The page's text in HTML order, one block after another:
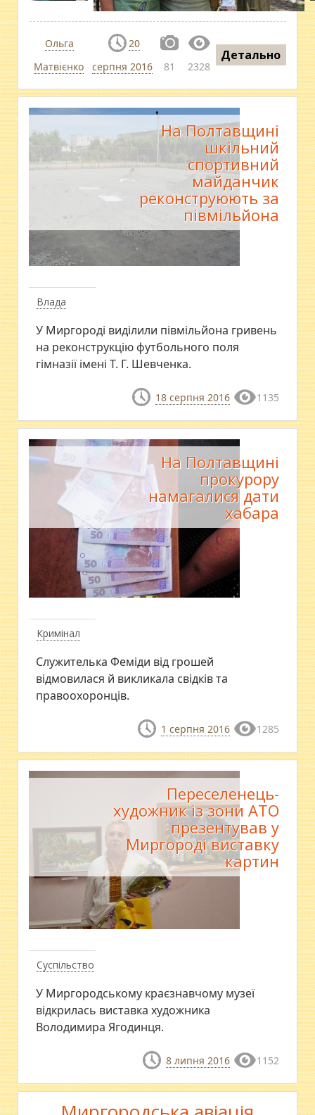
Ольга
Матвієнко
20
серпня 2016
81 2328
Детально
Влада
На Полтавщині
шкільний
спортивний
майданчик
реконструюють за
півмільйона
У Миргороді виділили півмільйона гривень
на реконструкцію футбольного поля
гімназії імені Т. Г. Шевченка.
18 серпня 2016 1135
Кримінал
На Полтавщині
прокурору
намагалися дати
хабара
Служителька Феміди від грошей
відмовилася й викликала свідків та
правоохоронців.
1 серпня 2016 1285
Суспільство
Переселенець-
художник із зони АТО
презентував у
Миргороді виставку
картин
У Миргородському краєзнавчому музеї
відкрилась виставка художника
Володимира Ягодинця.
8 липня 2016 1152